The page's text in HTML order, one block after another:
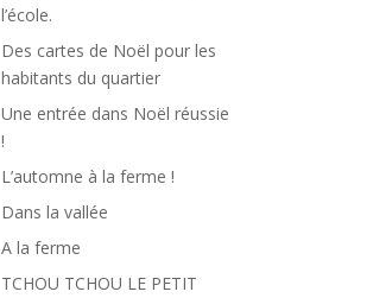
l’école.
Des cartes de Noël pour les
habitants du quartier
Une entrée dans Noël réussie
!
L’automne à la ferme !
Dans la vallée
A la ferme
TCHOU TCHOU LE PETIT